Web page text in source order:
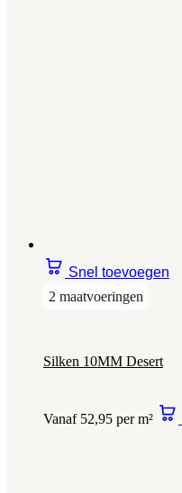
Snel toevoegen
2 maatvoeringen
Silken 10MM Desert
Vanaf 52,95 per m²